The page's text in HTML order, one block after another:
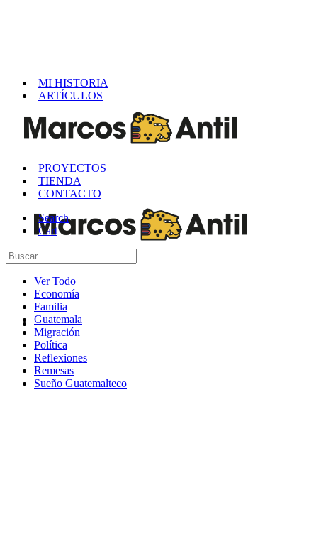
MI HISTORIA
ARTÍCULOS
PROYECTOS
TIENDA
CONTACTO
Search
Cart
Ver Todo
Economía
Familia
Guatemala
Migración
Política
Reflexiones
Remesas
Sueño Guatemalteco